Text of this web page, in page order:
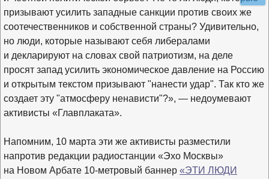
призывают усилить западные санкции против своих же
соотечественников и собственной страны? Удивительно,
но люди, которые называют себя либералами
и декларируют на словах свой патриотизм, на деле
просят запад усилить экономическое давление на Россию
и открытым текстом призывают "нанести удар". Так кто же
создает эту "атмосферу ненависти"?», — недоумевают
активисты «Главплаката».
Напомним, 10 марта эти же активисты разместили
напротив редакции радиостанции «Эхо Москвы»
на Новом Арбате 10-метровый баннер «ЭТИ ЛЮДИ